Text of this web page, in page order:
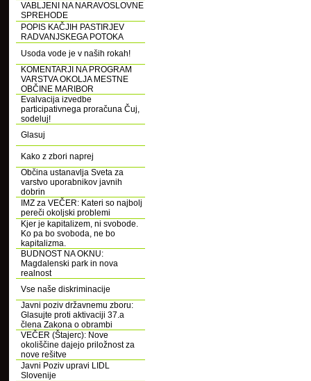
VABLJENI NA NARAVOSLOVNE
SPREHODE
POPIS KAČJIH PASTIRJEV
RADVANJSKEGA POTOKA
Usoda vode je v naših rokah!
KOMENTARJI NA PROGRAM
VARSTVA OKOLJA MESTNE
OBČINE MARIBOR
Evalvacija izvedbe
participativnega proračuna Čuj,
sodeluj!
Glasuj
Kako z zbori naprej
Občina ustanavlja Sveta za
varstvo uporabnikov javnih
dobrin
IMZ za VEČER: Kateri so najbolj
pereči okoljski problemi
Kjer je kapitalizem, ni svobode.
Ko pa bo svoboda, ne bo
kapitalizma.
BUDNOST NA OKNU:
Magdalenski park in nova
realnost
Vse naše diskriminacije
Javni poziv državnemu zboru:
Glasujte proti aktivaciji 37.a
člena Zakona o obrambi
VEČER (Štajerc): Nove
okoliščine dajejo priložnost za
nove rešitve
Javni Poziv upravi LIDL
Slovenije